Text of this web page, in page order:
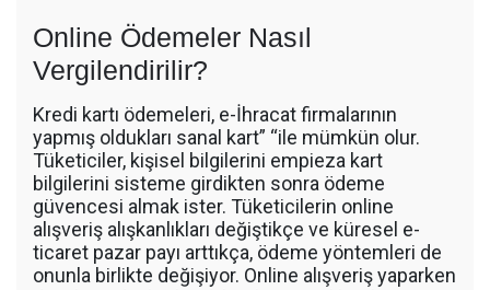
Online Ödemeler Nasıl
Vergilendirilir?
Kredi kartı ödemeleri, e-İhracat firmalarının
yapmış oldukları sanal kart” “ile mümkün olur.
Tüketiciler, kişisel bilgilerini empieza kart
bilgilerini sisteme girdikten sonra ödeme
güvencesi almak ister. Tüketicilerin online
alışveriş alışkanlıkları değiştikçe ve küresel e-
ticaret pazar payı arttıkça, ödeme yöntemleri de
onunla birlikte değişiyor. Online alışveriş yaparken